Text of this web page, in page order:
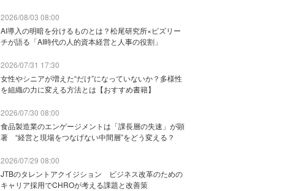
2026/08/03 08:00
AI導入の明暗を分けるものとは？松尾研究所×ビズリー
チが語る「AI時代の人的資本経営と人事の役割」
2026/07/31 17:30
女性やシニアが増えた“だけ”になっていないか？多様性
を組織の力に変える方法とは【おすすめ書籍】
2026/07/30 08:00
食品製造業のエンゲージメントは「課長層の失速」が顕
著 “経営と現場をつなげない中間層”をどう変える？
2026/07/29 08:00
JTBのタレントアクイジション ビジネス改革のための
キャリア採用でCHROが考える課題と改善策